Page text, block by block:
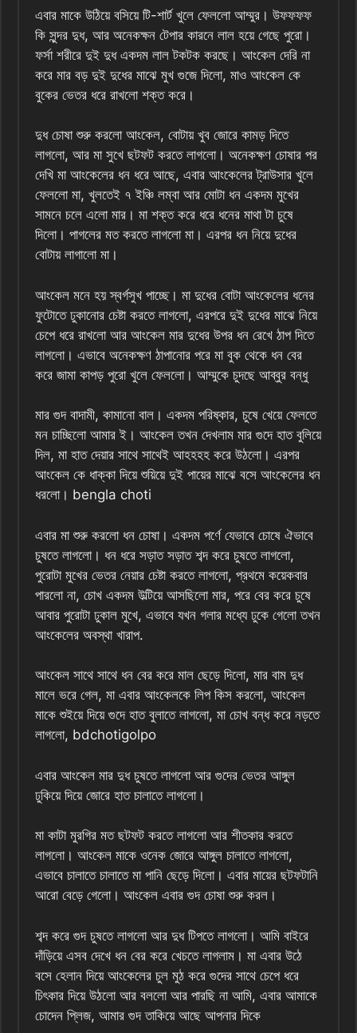
এবার মাকে উঠিয়ে বসিয়ে টি-শার্ট খুলে ফেললো আম্মুর। উফফফফ
কি সুন্দর দুধ, আর অনেকক্ষন টেপার কারনে লাল হয়ে গেছে পুরো।
ফর্সা শরীরে দুই দুধ একদম লাল টকটক করছে। আংকেল দেরি না
করে মার বড় দুই দুধের মাঝে মুখ গুজে দিলো, মাও আংকেল কে
বুকের ভেতর ধরে রাখলো শক্ত করে।
দুধ চোষা শুরু করলো আংকেল, বোটায় খুব জোরে কামড় দিতে
লাগলো, আর মা সুখে ছটফট করতে লাগলো। অনেকক্ষণ চোষার পর
দেখি মা আংকেলের ধন ধরে আছে, এবার আংকেলের ট্রাউসার খুলে
ফেললো মা, খুলতেই ৭ ইঞ্চি লম্বা আর মোটা ধন একদম মুখের
সামনে চলে এলো মার। মা শক্ত করে ধরে ধনের মাথা টা চুষে
দিলো। পাগলের মত করতে লাগলো মা। এরপর ধন নিয়ে দুধের
বোটায় লাগালো মা।
আংকেল মনে হয় স্বর্গসুখ পাচ্ছে। মা দুধের বোটা আংকেলের ধনের
ফুটোতে ঢুকানোর চেষ্টা করতে লাগলো, এরপরে দুই দুধের মাঝে নিয়ে
চেপে ধরে রাখলো আর আংকেল মার দুধের উপর ধন রেখে ঠাপ দিতে
লাগলো। এভাবে অনেকক্ষণ ঠাপানোর পরে মা বুক থেকে ধন বের
করে জামা কাপড় পুরো খুলে ফেললো। আম্মুকে চুদছে আব্বুর বন্ধু
মার গুদ বাদামী, কামানো বাল। একদম পরিষ্কার, চুষে খেয়ে ফেলতে
মন চাচ্ছিলো আমার ই। আংকেল তখন দেখলাম মার গুদে হাত বুলিয়ে
দিল, মা হাত দেয়ার সাথে সাথেই আহহহহ করে উঠলো। এরপর
আংকেল কে ধাক্কা দিয়ে শুয়িয়ে দুই পায়ের মাঝে বসে আংকেলের ধন
ধরলো। bengla choti
এবার মা শুরু করলো ধন চোষা। একদম পর্ণে যেভাবে চোষে ঐভাবে
চুষতে লাগলো। ধন ধরে সড়াত সড়াত শব্দ করে চুষতে লাগলো,
পুরোটা মুখের ভেতর নেয়ার চেষ্টা করতে লাগলো, প্রথমে কয়েকবার
পারলো না, চোখ একদম উল্টিয়ে আসছিলো মার, পরে বের করে চুষে
আবার পুরোটা ঢুকাল মুখে, এভাবে যখন গলার মধ্যে ঢুকে গেলো তখন
আংকেলের অবস্থা খারাপ.
আংকেল সাথে সাথে ধন বের করে মাল ছেড়ে দিলো, মার বাম দুধ
মালে ভরে গেল, মা এবার আংকেলকে লিপ কিস করলো, আংকেল
মাকে শুইয়ে দিয়ে গুদে হাত বুলাতে লাগলো, মা চোখ বন্ধ করে নড়তে
লাগলো, bdchotigolpo
এবার আংকেল মার দুধ চুষতে লাগলো আর গুদের ভেতর আঙ্গুল
ঢুকিয়ে দিয়ে জোরে হাত চালাতে লাগলো।
মা কাটা মুরগির মত ছটফট করতে লাগলো আর শীতকার করতে
লাগলো। আংকেল মাকে ওনেক জোরে আঙ্গুল চালাতে লাগলো,
এভাবে চালাতে চালাতে মা পানি ছেড়ে দিলো। এবার মায়ের ছটফটানি
আরো বেড়ে গেলো। আংকেল এবার গুদ চোষা শুরু করল।
শব্দ করে গুদ চুষতে লাগলো আর দুধ টিপতে লাগলো। আমি বাইরে
দাঁড়িয়ে এসব দেখে ধন বের করে খেচতে লাগলাম। মা এবার উঠে
বসে হেলান দিয়ে আংকেলের চুল মুঠ করে গুদের সাথে চেপে ধরে
চিৎকার দিয়ে উঠলো আর বললো আর পারছি না আমি, এবার আমাকে
চোদেন প্লিজ, আমার গুদ তাকিয়ে আছে আপনার দিকে